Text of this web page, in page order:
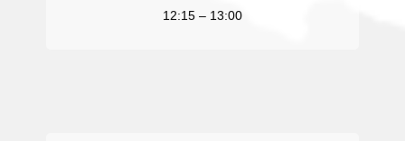
12:15 – 13:00